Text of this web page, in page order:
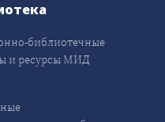
библиотечные
и ресурсы МИД